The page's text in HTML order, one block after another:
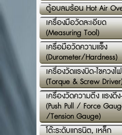
ตู้อบลมร้อน Hot Air
เครื่องมือวัดละเอียด
(Measuring Tool)
เครื่อมือวัดความแข็ง
(Durometer/Hardness)
เครื่องวัดแรงบิด-ไขควงไ
(Torque & Screw
เครื่องวัดความตึง แรงดึ
(Push Pull / Force
/Tension Gauge)
โต๊ะระดับแกรนิต, เหล็ก